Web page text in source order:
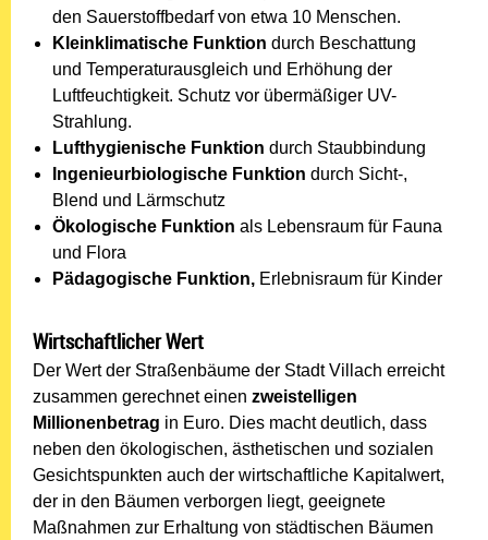
den Sauerstoffbedarf von etwa 10 Menschen.
Kleinklimatische Funktion durch Beschattung
und Temperaturausgleich und Erhöhung der
Luftfeuchtigkeit. Schutz vor übermäßiger UV-
Strahlung.
Lufthygienische Funktion durch Staubbindung
Ingenieurbiologische Funktion durch Sicht-,
Blend und Lärmschutz
Ökologische Funktion als Lebensraum für Fauna
und Flora
Pädagogische Funktion, Erlebnisraum für Kinder
Wirtschaftlicher Wert
Der Wert der Straßenbäume der Stadt Villach erreicht
zusammen gerechnet einen zweistelligen
Millionenbetrag in Euro. Dies macht deutlich, dass
neben den ökologischen, ästhetischen und sozialen
Gesichtspunkten auch der wirtschaftliche Kapitalwert,
der in den Bäumen verborgen liegt, geeignete
Maßnahmen zur Erhaltung von städtischen Bäumen